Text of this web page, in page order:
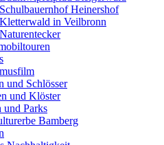
Schulbauernhof Heinershof
Kletterwald in Veilbronn
Naturentecker
und Schlösser
und Klöster
und Parks
Bamberg